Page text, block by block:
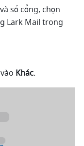
Lark Mail trong
Khác.